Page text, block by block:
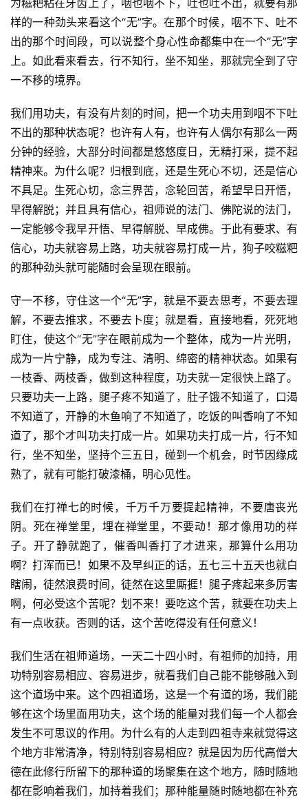
心
乐
菩
专
题
益
慈
善
佛
人
物
寺
院
巡
礼
视
频
纪
录
佛
教
艺
术
策
法
规
免
责
声
明
登录 注册
为糍粑粘在牙齿上了，咽也咽不下，吐也吐不出，就要有那
样的一种劲头来看这个“无”字。在那个时候，咽不下、吐不
出的那个时间段，可以说整个身心性命都集中在一个“无”字
上。如此看来看去，行不知行，坐不知坐，那就完全到了守
一不移的境界。
我们用功夫，有没有片刻的时间，把一个功夫用到咽不下吐
不出的那种状态呢？也许有人有，也许有人偶尔有那么一两
分钟的经验，大部分时间都是悠悠度日，无精打采，提不起
精神来。为什么呢？归根到底，还是生死心不切，还是信心
不具足。生死心切，念三界苦，念轮回苦，希望早日开悟，
早得解脱；并且具有信心，祖师说的法门、佛陀说的法门，
一定能够令我早开悟、早得解脱、早成佛。于此有要求、有
信心，功夫就容易上路，功夫就容易打成一片，狗子咬糍粑
的那种劲头就可能随时会呈现在眼前。
守一不移，守住这一个“无”字，就是不要去思考，不要去理
解，不要去推求，不要去卜度；就是看，直接地看，死死地
盯住，使这个“无”字在眼前成为一个整体，成为一片光明，
成为一片宁静，成为专注、清明、绵密的精神状态。如果有
一枝香、两枝香，做到这种程度，功夫就一定很快上路了。
只要功夫一上路，腿子疼不知道了，肚子饿不知道了，口渴
不知道了，开静的木鱼响了不知道了，吃饭的叫香响了不知
道了，那个才叫功夫打成一片。如果功夫打成一片，行不知
行，坐不知坐，坚持个三五日，碰到一个机会，时节因缘成
熟了，就有可能打破漆桶，明心见性。
我们在打禅七的时候，千万千万要提起精神，不要唐丧光
阴。死在禅堂里，埋在禅堂里，不要动！那才像用功的样
子。开了静就跑了，催香叫香打了才进来，那算什么用功
啊？打浑而已！如果不及早纠正的话，五七三十五天也就白
瞎闹，徒然浪费时间，徒然在这里厮捱！腿子疼起来多厉害
啊，何必受这个苦呢？划不来！要吃这个苦，就要在功夫上
有一点收获。否则的话，这个苦吃得没有任何意义！
我们生活在祖师道场，一天二十四小时，有祖师的加持，用
功特别容易相应、容易进步，就看我们自己能不能够融入到
这个道场中来。这个四祖道场，这是一个有道的场，我们能
够在这个场里面用功夫，这个场的能量对我们每一个人都会
发生不可思议的作用。为什么有的人走到四祖寺来就觉得这
个地方非常清净，特别特别容易相应？就是因为历代高僧大
德在此修行所留下的那种道的场聚集在这个地方，随时随地
都在影响着我们，加持着我们；那种能量随时随地都在补充